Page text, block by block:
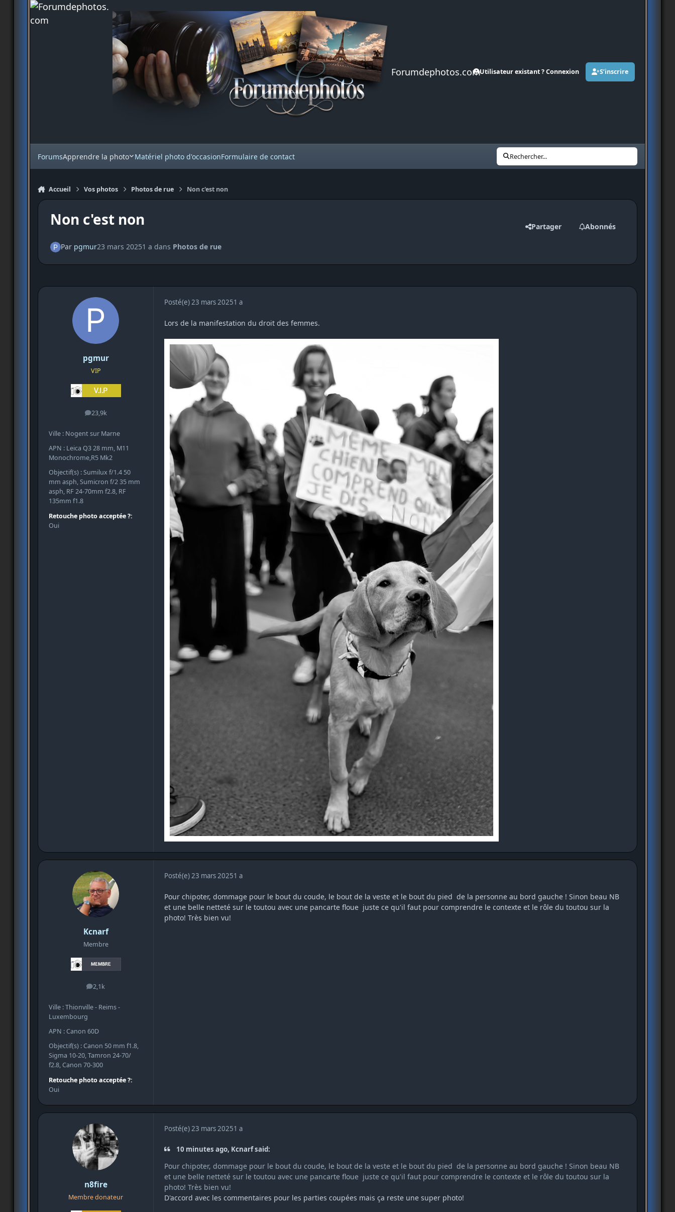
Aller au contenu
Forumdephotos.comUtilisateur existant ? Connexion S’inscrire
ForumsApprendre la photo Matériel photo d'occasionFormulaire de contact Rechercher...
Accueil Vos photos Photos de rue Non c'est non
Non c'est non Partager Abonnés
Par pgmur23 mars 20251 a dans Photos de rue
pgmur
VIP
23,9k
messages
Ville : Nogent sur Marne
APN : Leica Q3 28 mm, M11
Monochrome,R5 Mk2
Objectif(s) : Sumilux f/1.4 50
mm asph, Sumicron f/2 35 mm
asph, RF 24-70mm f2.8, RF
135mm f1.8
Retouche photo acceptée ?:
Oui
Posté(e)23 mars 20251 a
Lors de la manifestation du droit des femmes.
Kcnarf
Membre
2,1k
messages
Ville : Thionville - Reims -
Luxembourg
APN : Canon 60D
Objectif(s) : Canon 50 mm f1.8,
Sigma 10-20, Tamron 24-70/
f2.8, Canon 70-300
Retouche photo acceptée ?:
Oui
Posté(e)23 mars 20251 a
Pour chipoter, dommage pour le bout du coude, le bout de la veste et le bout du pied de la personne au bord gauche ! Sinon beau NB
et une belle netteté sur le toutou avec une pancarte floue juste ce qu'il faut pour comprendre le contexte et le rôle du toutou sur la
photo! Très bien vu!
n8fire
Membre donateur
Posté(e) 23 mars 20251 a
10 minutes ago, Kcnarf said:
Pour chipoter, dommage pour le bout du coude, le bout de la veste et le bout du pied de la personne au bord gauche ! Sinon beau NB
et une belle netteté sur le toutou avec une pancarte floue juste ce qu'il faut pour comprendre le contexte et le rôle du toutou sur la
photo! Très bien vu!
D'accord avec les commentaires pour les parties coupées mais ça reste une super photo!